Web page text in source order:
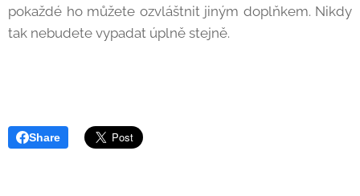
pokaždé ho můžete ozvláštnit jiným doplňkem. Nikdy
tak nebudete vypadat úplně stejně.
Share